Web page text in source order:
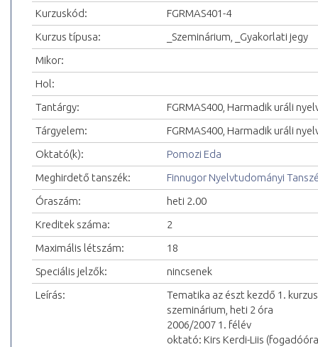
Kurzuskód:
FGRMAS401-4
Kurzus típusa:
_Szeminárium, _Gyakorlati jegy
Mikor:
Hol:
Tantárgy:
FGRMAS400, Harmadik uráli
Tárgyelem:
FGRMAS400, Harmadik uráli
Oktató(k):
Pomozi Eda
Meghirdető tanszék:
Finnugor Nyelvtudományi
Óraszám:
heti 2.00
Kreditek száma:
2
Maximális létszám:
18
Speciális jelzők:
nincsenek
Leírás:
Tematika az észt kezdő 1.
szeminárium, heti 2 óra
2006/2007 1. félév
oktató: Kirs Kerdi-Liis